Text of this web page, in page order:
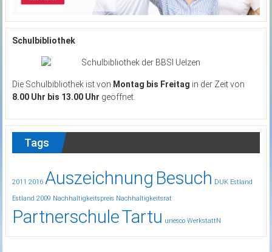
Schulbibliothek
Die Schulbibliothek ist von Montag bis Freitag in der Zeit von
8.00 Uhr bis 13.00 Uhr geöffnet.
Tags
2011 2016 Auszeichnung Besuch DUK Estland
Estland 2009 Nachhaltigkeitspreis Nachhaltigkeitsrat
PartnerschuleTartu unesco WerkstattN